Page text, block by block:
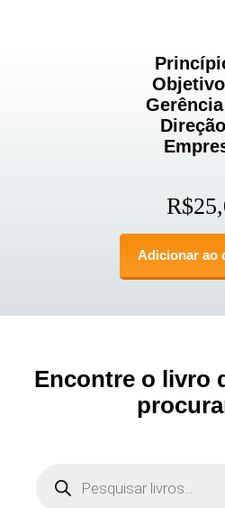
R$
Adicionar ao
Encontre o livro